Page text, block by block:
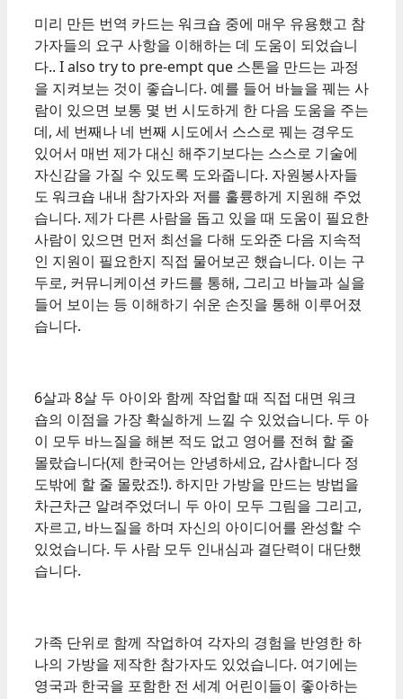
미리 만든 번역 카드는 워크숍 중에 매우 유용했고 참
가자들의 요구 사항을 이해하는 데 도움이 되었습니
다.. I also try to pre-empt que 스톤을 만드는 과정
을 지켜보는 것이 좋습니다. 예를 들어 바늘을 꿰는 사
람이 있으면 보통 몇 번 시도하게 한 다음 도움을 주는
데, 세 번째나 네 번째 시도에서 스스로 꿰는 경우도
있어서 매번 제가 대신 해주기보다는 스스로 기술에
자신감을 가질 수 있도록 도와줍니다. 자원봉사자들
도 워크숍 내내 참가자와 저를 훌륭하게 지원해 주었
습니다. 제가 다른 사람을 돕고 있을 때 도움이 필요한
사람이 있으면 먼저 최선을 다해 도와준 다음 지속적
인 지원이 필요한지 직접 물어보곤 했습니다. 이는 구
두로, 커뮤니케이션 카드를 통해, 그리고 바늘과 실을
들어 보이는 등 이해하기 쉬운 손짓을 통해 이루어졌
습니다.
6살과 8살 두 아이와 함께 작업할 때 직접 대면 워크
숍의 이점을 가장 확실하게 느낄 수 있었습니다. 두 아
이 모두 바느질을 해본 적도 없고 영어를 전혀 할 줄
몰랐습니다(제 한국어는 안녕하세요, 감사합니다 정
도밖에 할 줄 몰랐죠!). 하지만 가방을 만드는 방법을
차근차근 알려주었더니 두 아이 모두 그림을 그리고,
자르고, 바느질을 하며 자신의 아이디어를 완성할 수
있었습니다. 두 사람 모두 인내심과 결단력이 대단했
습니다.
가족 단위로 함께 작업하여 각자의 경험을 반영한 하
나의 가방을 제작한 참가자도 있었습니다. 여기에는
영국과 한국을 포함한 전 세계 어린이들이 좋아하는